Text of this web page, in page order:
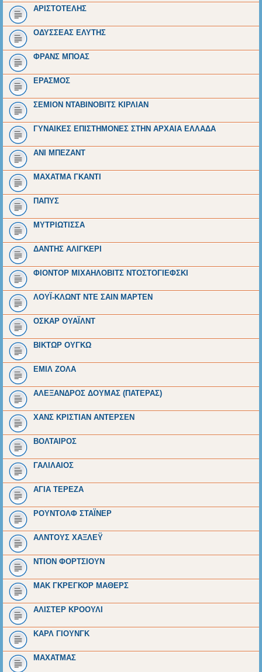
ΑΡΙΣΤΟΤΕΛΗΣ
ΟΔΥΣΣΕΑΣ ΕΛΥΤΗΣ
ΦΡΑΝΣ ΜΠΟΑΣ
ΕΡΑΣΜΟΣ
ΣΕΜΙΟΝ ΝΤΑΒΙΝΟΒΙΤΣ ΚΙΡΛΙΑΝ
ΓΥΝΑΙΚΕΣ ΕΠΙΣΤΗΜΟΝΕΣ ΣΤΗΝ ΑΡΧΑΙΑ ΕΛΛΑΔΑ
ΑΝΙ ΜΠΕΖΑΝΤ
ΜΑΧΑΤΜΑ ΓΚΑΝΤΙ
ΠΑΠΥΣ
ΜΥΤΡΙΩΤΙΣΣΑ
ΔΑΝΤΗΣ ΑΛΙΓΚΕΡΙ
ΦΙΟΝΤΟΡ ΜΙΧΑΗΛΟΒΙΤΣ ΝΤΟΣΤΟΓΙΕΦΣΚΙ
ΛΟΥΪ-ΚΛΩΝΤ ΝΤΕ ΣΑΙΝ ΜΑΡΤΕΝ
ΟΣΚΑΡ ΟΥΑΪΛΝΤ
ΒΙΚΤΩΡ ΟΥΓΚΩ
ΕΜΙΛ ΖΟΛΑ
ΑΛΕΞΑΝΔΡΟΣ ΔΟΥΜΑΣ (ΠΑΤΕΡΑΣ)
ΧΑΝΣ ΚΡΙΣΤΙΑΝ ΑΝΤΕΡΣΕΝ
ΒΟΛΤΑΙΡΟΣ
ΓΑΛΙΛΑΙΟΣ
ΑΓΙΑ ΤΕΡΕΖΑ
ΡΟΥΝΤΟΛΦ ΣΤΑΪΝΕΡ
ΑΛΝΤΟΥΣ ΧΑΞΛΕΫ
ΝΤΙΟΝ ΦΟΡΤΣΙΟΥΝ
ΜΑΚ ΓΚΡΕΓΚΟΡ ΜΑΘΕΡΣ
ΑΛΙΣΤΕΡ ΚΡΟΟΥΛΙ
ΚΑΡΛ ΓΙΟΥΝΓΚ
ΜΑΧΑΤΜΑΣ